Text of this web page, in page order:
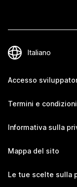
Accesso
Termini e
Informativa sulla
Mappa del sito
Le tue scelte sulla